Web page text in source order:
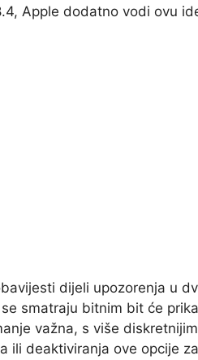
Apple dodatno vodi ovu
dijeli upozorenja u
smatraju bitnim bit će
važna, s više
ili deaktiviranja ove opcije